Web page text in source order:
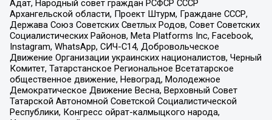
Адат, Народный совет граждан РСФСР СССР
Архангельской области, Проект Штурм, Граждане СССР,
Держава Союз Советских Светлых Родов, Совет Советских
Социалистических Районов, Meta Platforms Inc, Facebook,
Instagram, WhatsApp, СИЧ-С14, Добровольческое
Движение Организации украинских националистов, Черный
Комитет, Татарстанское Региональное Всетатарское
общественное движение, Невоград, Молодежное
Демократическое Движение Весна, Верховный Совет
Татарской Автономной Советской Социалистической
Республики, Конгресс ойрат-калмыцкого народа,